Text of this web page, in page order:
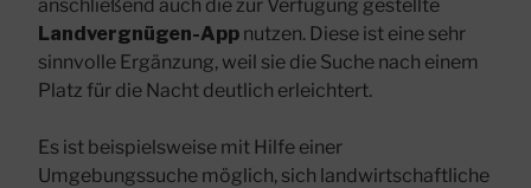
anschließend auch die zur Verfügung gestellte
Landvergnügen-App nutzen. Diese ist eine sehr
sinnvolle Ergänzung, weil sie die Suche nach einem
Platz für die Nacht deutlich erleichtert.
Es ist beispielsweise mit Hilfe einer
Umgebungssuche möglich, sich landwirtschaftliche